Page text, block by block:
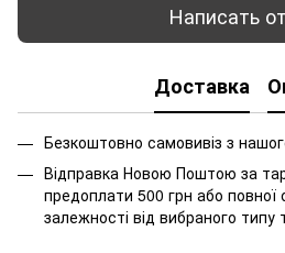
Написать
Доставка
Безкоштовно самовивіз з
Відправка Новою Поштою за
предоплати 500 грн або повної
залежності від вибраного типу